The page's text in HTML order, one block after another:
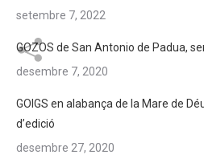
setembre 7, 2022
GOZOS de San Antonio de Padua,
desembre 7, 2020
GOIGS en alabança de la Mare de
d’edició
desembre 27, 2020